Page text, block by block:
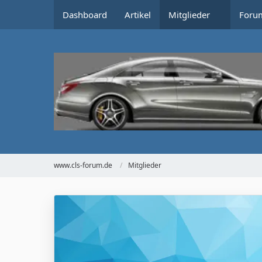
Dashboard Artikel Mitglieder
www.cls-forum.de Mitglieder